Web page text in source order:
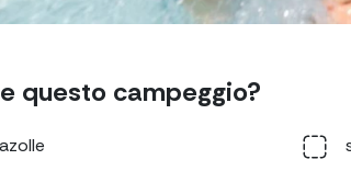
questo campeggio?